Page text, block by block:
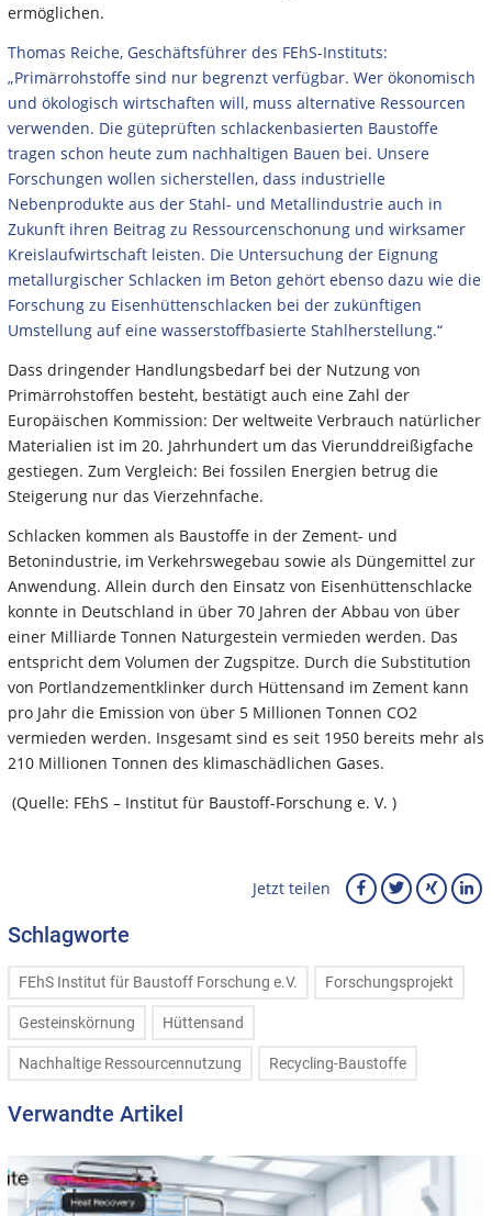
ermöglichen.
Thomas Reiche, Geschäftsführer des FEhS-Instituts:
„Primärrohstoffe sind nur begrenzt verfügbar. Wer ökonomisch
und ökologisch wirtschaften will, muss alternative Ressourcen
verwenden. Die güteprüften schlackenbasierten Baustoffe
tragen schon heute zum nachhaltigen Bauen bei. Unsere
Forschungen wollen sicherstellen, dass industrielle
Nebenprodukte aus der Stahl- und Metallindustrie auch in
Zukunft ihren Beitrag zu Ressourcenschonung und wirksamer
Kreislaufwirtschaft leisten. Die Untersuchung der Eignung
metallurgischer Schlacken im Beton gehört ebenso dazu wie die
Forschung zu Eisenhüttenschlacken bei der zukünftigen
Umstellung auf eine wasserstoffbasierte Stahlherstellung.“
Dass dringender Handlungsbedarf bei der Nutzung von
Primärrohstoffen besteht, bestätigt auch eine Zahl der
Europäischen Kommission: Der weltweite Verbrauch natürlicher
Materialien ist im 20. Jahrhundert um das Vierunddreißigfache
gestiegen. Zum Vergleich: Bei fossilen Energien betrug die
Steigerung nur das Vierzehnfache.
Schlacken kommen als Baustoffe in der Zement- und
Betonindustrie, im Verkehrswegebau sowie als Düngemittel zur
Anwendung. Allein durch den Einsatz von Eisenhüttenschlacke
konnte in Deutschland in über 70 Jahren der Abbau von über
einer Milliarde Tonnen Naturgestein vermieden werden. Das
entspricht dem Volumen der Zugspitze. Durch die Substitution
von Portlandzementklinker durch Hüttensand im Zement kann
pro Jahr die Emission von über 5 Millionen Tonnen CO2
vermieden werden. Insgesamt sind es seit 1950 bereits mehr als
210 Millionen Tonnen des klimaschädlichen Gases.
(Quelle: FEhS – Institut für Baustoff-Forschung e. V. )
Jetzt teilen
Schlagworte
FEhS Institut für Baustoff Forschung e.V. Forschungsprojekt
Gesteinskörnung Hüttensand
Nachhaltige Ressourcennutzung Recycling-Baustoffe
Verwandte Artikel